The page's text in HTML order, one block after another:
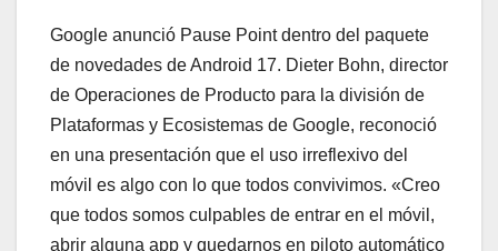
Google anunció Pause Point dentro del paquete
de novedades de Android 17. Dieter Bohn, director
de Operaciones de Producto para la división de
Plataformas y Ecosistemas de Google, reconoció
en una presentación que el uso irreflexivo del
móvil es algo con lo que todos convivimos. «Creo
que todos somos culpables de entrar en el móvil,
abrir alguna app y quedarnos en piloto automático